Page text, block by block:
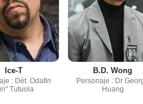
Ice-T
: Dét. Odafin
Tutuola
B.D. Wong
Personaje : Dr
Huang